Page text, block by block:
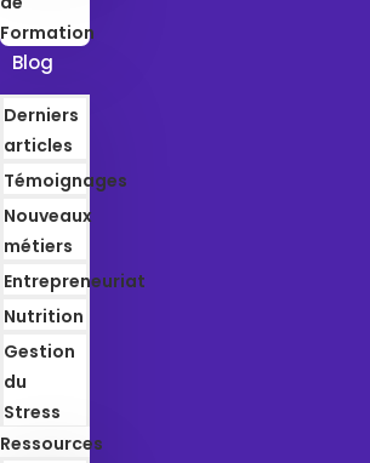
Formation
Blog
Derniers
articles
Témoignages
Nouveaux
métiers
Entrepreneuriat
Nutrition
Gestion
du
Stress
Ressources